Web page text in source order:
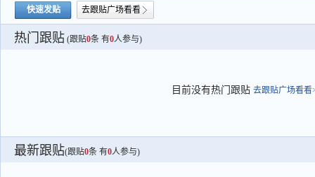
快速发贴 去跟贴广场看看
热门跟贴 (跟贴0条 有0人参与)
目前没有热门跟贴 去跟贴广场看看
最新跟贴(跟贴0条 有0人参与)